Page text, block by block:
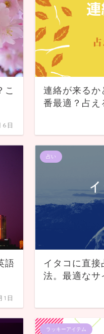
こ
6日
連絡が来るか
番最適？占え
語
1日
占い
イタコに直
法。最適なサ
ラッキーアイテム